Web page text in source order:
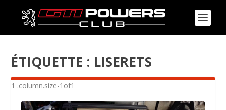
ÉTIQUETTE : LISERETS